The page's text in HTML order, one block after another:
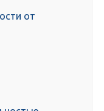
от